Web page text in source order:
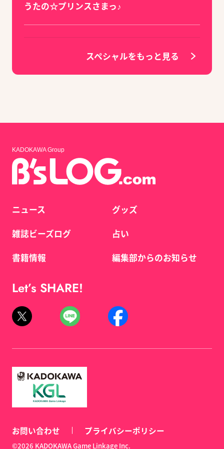
うたの☆プリンスさまっ♪
スペシャルをもっと見る
KADOKAWA Group
ニュース
雑誌ビーズログ
書籍情報
グッズ
占い
編集部からのお知らせ
Let’s SHARE!
お問い合わせ プライバシーポリシー
©2026 KADOKAWA Game Linkage Inc.